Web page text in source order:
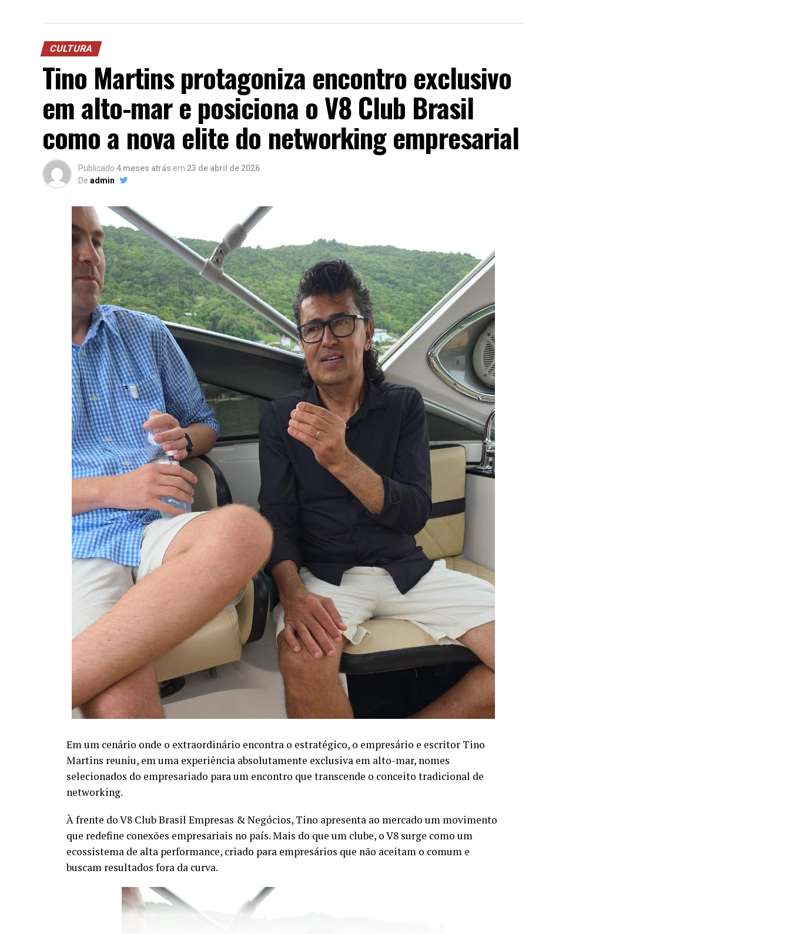
CULTURA
Tino Martins protagoniza encontro exclusivo
em alto-mar e posiciona o V8 Club Brasil
como a nova elite do networking empresarial
Publicado 4 meses atrás em 23 de abril de 2026
De admin
Em um cenário onde o extraordinário encontra o estratégico, o empresário e escritor Tino
Martins reuniu, em uma experiência absolutamente exclusiva em alto-mar, nomes
selecionados do empresariado para um encontro que transcende o conceito tradicional de
networking.
À frente do V8 Club Brasil Empresas & Negócios, Tino apresenta ao mercado um movimento
que redefine conexões empresariais no país. Mais do que um clube, o V8 surge como um
ecossistema de alta performance, criado para empresários que não aceitam o comum e
buscam resultados fora da curva.